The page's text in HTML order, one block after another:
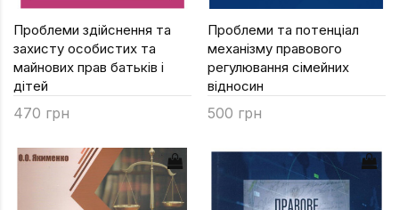
Проблеми здійснення та
захисту особистих та
майнових прав батьків і
дітей
470 грн
Проблеми та потенціал
механізму правового
регулювання сімейних
відносин
500 грн